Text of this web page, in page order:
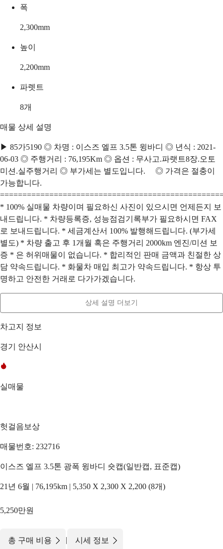
폭
2,300mm
높이
2,200mm
파렛트
8개
매물 상세 설명
▶ 85가5190 ◎ 차명 : 이스즈 엘프 3.5톤 윙바디 ◎ 년식 : 2021-
06-03 ◎ 주행거리 : 76,195Km ◎ 옵션 : 무사고.파랫트8장.오토
미션.실주행거리 ◎ 부가세는 별도입니다. ◎ 가격은 절충이
가능합니다.
* 100% 실매물 차량이며 필요하신 사진이 있으시면 언제든지 보
내드립니다. * 차량등록증, 성능점검기록부가 필요하시면 FAX
로 보내드립니다. * 세금계산서 100% 발행해드립니다. (부가세
별도) * 차량 출고 후 1개월 혹은 주행거리 2000km 엔진/미션 보
증 * 은 허위매물이 없습니다. * 합리적인 판매 금액과 친절한 상
담 약속드립니다. * 화물차 매입 최고가 약속드립니다. * 항상 투
명하고 안전한 거래로 다가가겠습니다.
상세 설명 더보기
차고지 정보
경기 안산시
실매물
헛걸음보상
매물번호: 232716
이스즈 엘프 3.5톤 광폭 윙바디 숏캡(일반캡, 표준캡)
21년 6월 | 76,195km | 5,350 X 2,300 X 2,200 (8개)
5,250만원
총 구매 비용 | 시세 정보